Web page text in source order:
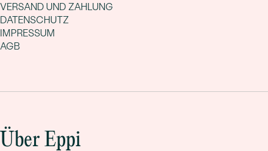
VERSAND UND ZAHLUNG
DATENSCHUTZ
IMPRESSUM
AGB
Über Eppi